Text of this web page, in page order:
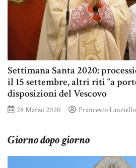
Settimana Santa 2020:
il 15 settembre, altri riti “a
disposizioni del Vescovo
28 Marzo 2020 Francesco Lauciello
Giorno dopo giorno